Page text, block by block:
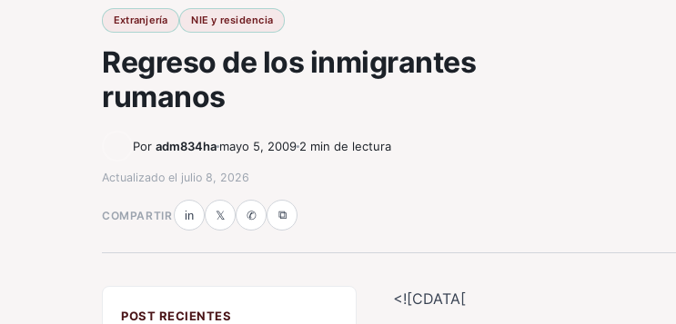
Extranjería NIE y residencia
Regreso de los inmigrantes
rumanos
Por adm834ha mayo 5, 2009 2 min de lectura
Actualizado el julio 8, 2026
COMPARTIR in 𝕏 ✆ ⧉
POST RECIENTES
<![CDATA[